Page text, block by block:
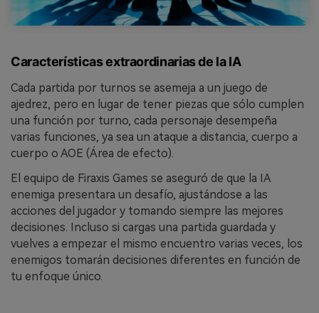
Características extraordinarias de la IA
Cada partida por turnos se asemeja a un juego de
ajedrez, pero en lugar de tener piezas que sólo cumplen
una función por turno, cada personaje desempeña
varias funciones, ya sea un ataque a distancia, cuerpo a
cuerpo o AOE (Área de efecto).
El equipo de Firaxis Games se aseguró de que la IA
enemiga presentara un desafío, ajustándose a las
acciones del jugador y tomando siempre las mejores
decisiones. Incluso si cargas una partida guardada y
vuelves a empezar el mismo encuentro varias veces, los
enemigos tomarán decisiones diferentes en función de
tu enfoque único.